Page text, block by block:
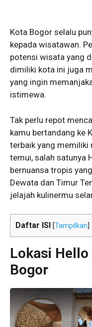
Kota Bogor selalu
kepada wisatawan.
potensi wisata yang
dimiliki kota ini juga
yang ingin
istimewa.
Tak perlu repot
kamu bertandang ke
terbaik yang memiliki
temui, salah satunya
bernuansa tropis
Dewata dan Timur
jelajah kulinermu
Daftar ISI [Tampilkan
Lokasi
Bogor